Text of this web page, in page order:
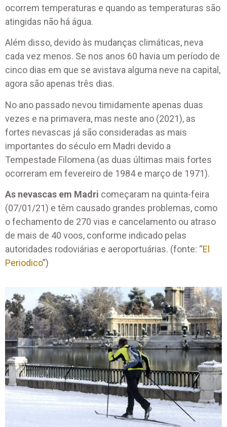
ocorrem temperaturas e quando as temperaturas são
atingidas não há água.
Além disso, devido às mudanças climáticas, neva
cada vez menos. Se nos anos 60 havia um período de
cinco dias em que se avistava alguma neve na capital,
agora são apenas três dias.
No ano passado nevou timidamente apenas duas
vezes e na primavera, mas neste ano (2021), as
fortes nevascas já são consideradas as mais
importantes do século em Madri devido a
Tempestade Filomena (as duas últimas mais fortes
ocorreram em fevereiro de 1984 e março de 1971).
As nevascas em Madri começaram na quinta-feira
(07/01/21) e têm causado grandes problemas, como
o fechamento de 270 vias e cancelamento ou atraso
de mais de 40 voos, conforme indicado pelas
autoridades rodoviárias e aeroportuárias. (fonte: “El
Periodico”)